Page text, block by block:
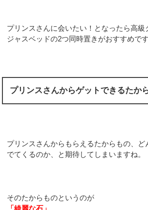
プリンスさんに会いたい！となったら高級
ジャスベッドの2つ同時置きがおすすめです
プリンスさんからゲットできるたか
プリンスさんからもらえるたからもの、ど
でてくるのか、と期待してしまいますね。
そのたからものというのが